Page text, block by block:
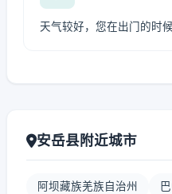
天气较好，您在出门的时
安岳县附近城市
阿坝藏族羌族自治州